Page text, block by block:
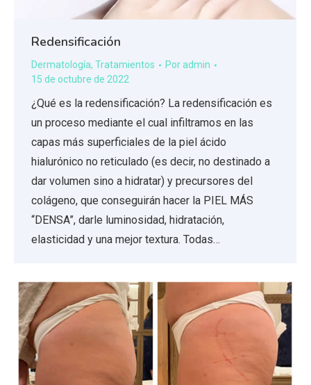
Redensificación
Dermatología, Tratamientos Poradmin
15 de octubre de 2022
¿Qué es la redensificación? La redensificación es
un proceso mediante el cual infiltramos en las
capas más superficiales de la piel ácido
hialurónico no reticulado (es decir, no destinado a
dar volumen sino a hidratar) y precursores del
colágeno, que conseguirán hacer la PIEL MÁS
“DENSA”, darle luminosidad, hidratación,
elasticidad y una mejor textura. Todas…